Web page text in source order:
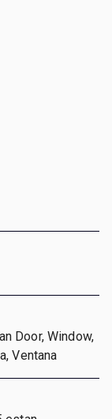
Door, Window,
Ventana